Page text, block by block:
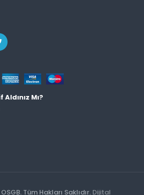
Mı?
Tüm Hakları Saklıdır. Dijital